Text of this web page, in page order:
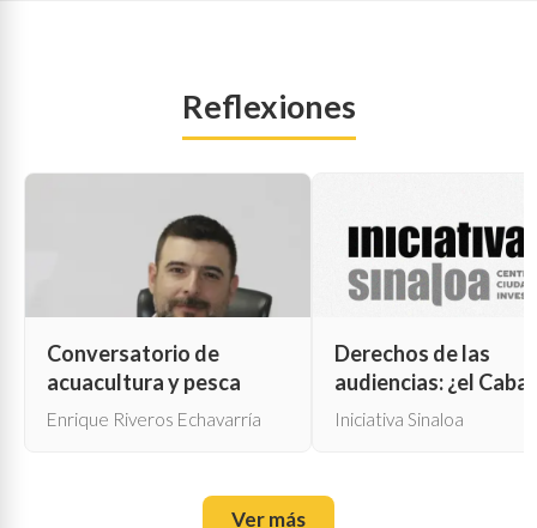
Reflexiones
Conversatorio de
acuacultura y pesca
Enrique Riveros Echavarría
Derechos de las
audiencias: ¿el
de Troya para la
Iniciativa Sinaloa
Ver más